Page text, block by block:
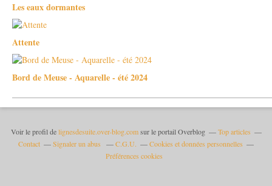
Les eaux dormantes
Attente
Bord de Meuse - Aquarelle - été 2024
Voir le profil delignesdesuite.over-blog.comsur le portail Overblog
Top articles
Contact
Signaler un abus C.G.U.
Cookies et données personnelles
Préférences cookies